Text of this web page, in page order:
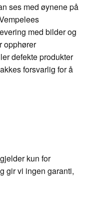
ses med øynene på
med bilder og
opphører
defekte produkter
forsvarlig for å
kun for
gir vi ingen garanti,